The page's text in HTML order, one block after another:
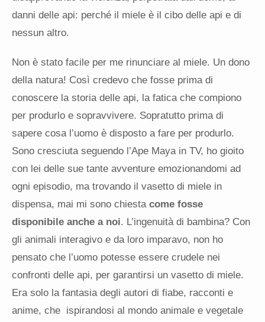
danni delle api: perché il miele è il cibo delle api e di
nessun altro.
Non è stato facile per me rinunciare al miele. Un dono
della natura! Così credevo che fosse prima di
conoscere la storia delle api, la fatica che compiono
per produrlo e sopravvivere. Sopratutto prima di
sapere cosa l’uomo è disposto a fare per produrlo.
Sono cresciuta seguendo l’Ape Maya in TV, ho gioito
con lei delle sue tante avventure emozionandomi ad
ogni episodio, ma trovando il vasetto di miele in
dispensa, mai mi sono chiesta come fosse
disponibile anche a noi. L’ingenuità di bambina? Con
gli animali interagivo e da loro imparavo, non ho
pensato che l’uomo potesse essere crudele nei
confronti delle api, per garantirsi un vasetto di miele.
Era solo la fantasia degli autori di fiabe, racconti e
anime, che ispirandosi al mondo animale e vegetale